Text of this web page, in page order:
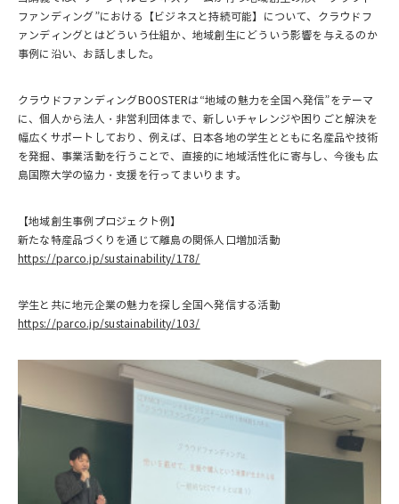
ファンディング”における【ビジネスと持続可能】について、クラウドフ
ァンディングとはどういう仕組か、地域創生にどういう影響を与えるのか
事例に沿い、お話しました。
クラウドファンディングBOOSTERは“地域の魅力を全国へ発信”をテーマ
に、個人から法人・非営利団体まで、新しいチャレンジや困りごと解決を
幅広くサポートしており、例えば、日本各地の学生とともに名産品や技術
を発掘、事業活動を行うことで、直接的に地域活性化に寄与し、今後も広
島国際大学の協力・支援を行ってまいります。
【地域創生事例プロジェクト例】
新たな特産品づくりを通じて離島の関係人口増加活動
https://parco.jp/sustainability/178/
学生と共に地元企業の魅力を探し全国へ発信する活動
https://parco.jp/sustainability/103/